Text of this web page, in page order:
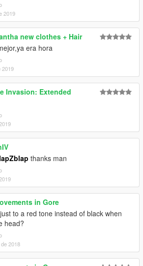
2019
new clothes + Hair
era hora
2019
Invasion: Extended
thanks man
in Gore
to a red tone instead of black when
head?
2018